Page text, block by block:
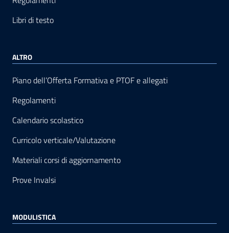
Libri di testo
ALTRO
Piano dell’Offerta Formativa e PTOF e allegati
Regolamenti
Calendario scolastico
Curricolo verticale/Valutazione
Materiali corsi di aggiornamento
Prove Invalsi
MODULISTICA